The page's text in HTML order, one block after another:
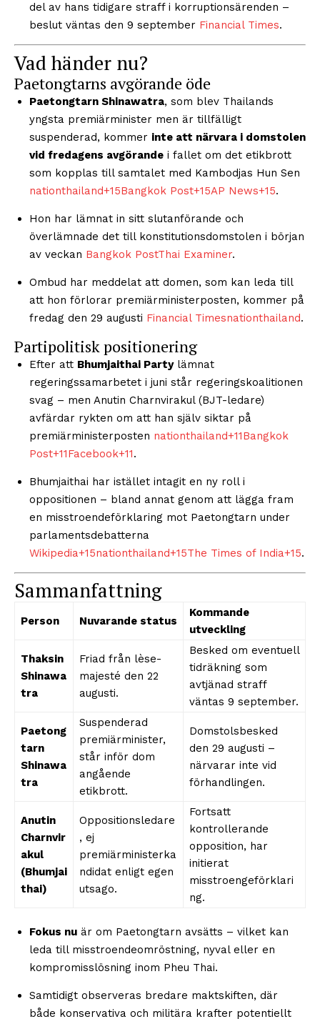
del av hans tidigare straff i korruptionsärenden –
beslut väntas den 9 september Financial Times.
Vad händer nu?
Paetongtarns avgörande öde
Paetongtarn Shinawatra, som blev Thailands
yngsta premiärminister men är tillfälligt
suspenderad, kommer inte att närvara i domstolen
vid fredagens avgörande i fallet om det etikbrott
som kopplas till samtalet med Kambodjas Hun Sen
nationthailand+15Bangkok Post+15AP News+15.
Hon har lämnat in sitt slutanförande och
överlämnade det till konstitutionsdomstolen i början
av veckan Bangkok PostThai Examiner.
Ombud har meddelat att domen, som kan leda till
att hon förlorar premiärministerposten, kommer på
fredag den 29 augusti Financial Timesnationthailand.
Partipolitisk positionering
Efter att Bhumjaithai Partylämnat
regeringssamarbetet i juni står regeringskoalitionen
svag – men Anutin Charnvirakul (BJT-ledare)
avfärdar rykten om att han själv siktar på
premiärministerposten nationthailand+11Bangkok
Post+11Facebook+11.
Bhumjaithai har istället intagit en ny roll i
oppositionen – bland annat genom att lägga fram
en misstroendeförklaring mot Paetongtarn under
parlamentsdebatterna
Wikipedia+15nationthailand+15The Times of India+15.
Sammanfattning
Person Nuvarande status
Kommande
utveckling
Thaksin
Shinawa
tra
Friad från lèse-
majesté den 22
augusti.
Besked om eventuell
tidräkning som
avtjänad straff
väntas 9 september.
Paetong
tarn
Shinawa
tra
Suspenderad
premiärminister,
står inför dom
angående
etikbrott.
Domstolsbesked
den 29 augusti –
närvarar inte vid
förhandlingen.
Anutin
Charnvir
akul
(Bhumjai
thai)
Oppositionsledare
, ej
premiärministerka
ndidat enligt egen
utsago.
Fortsatt
kontrollerande
opposition, har
initierat
misstroengeförklari
ng.
Fokus nu är om Paetongtarn avsätts – vilket kan
leda till misstroendeomröstning, nyval eller en
kompromisslösning inom Pheu Thai.
Samtidigt observeras bredare maktskiften, där
både konservativa och militära krafter potentiellt